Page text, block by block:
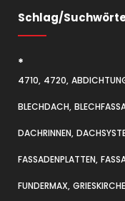
Schlag/
*
4710 4720
BLECHDACH
DACHRINNEN
FASSADENPLATTEN
FUNDERMAX